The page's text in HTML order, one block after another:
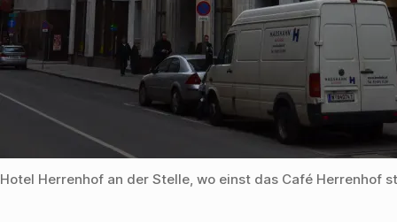
Hotel Herrenhof an der Stelle, wo einst das Café Herrenhof